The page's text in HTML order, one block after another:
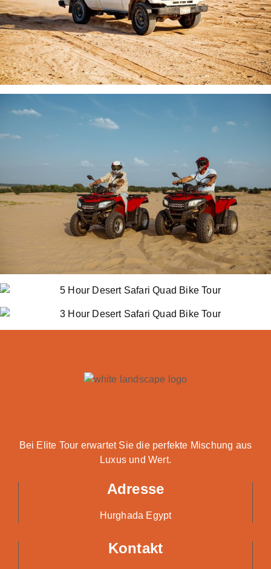
Bei Elite Tour erwartet Sie die perfekte Mischung aus
Luxus und Wert.
Adresse
Hurghada Egypt
Kontakt